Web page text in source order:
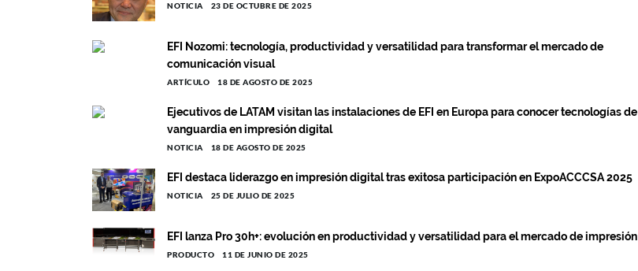
NOTICIA 23 DE OCTUBRE DE 2025
EFI Nozomi: tecnología, productividad y versatilidad para transformar el mercado de
comunicación visual
ARTÍCULO 18 DE AGOSTO DE 2025
Ejecutivos de LATAM visitan las instalaciones de EFI en Europa para conocer tecnologías de
vanguardia en impresión digital
NOTICIA 18 DE AGOSTO DE 2025
EFI destaca liderazgo en impresión digital tras exitosa participación en ExpoACCCSA 2025
NOTICIA 25 DE JULIO DE 2025
EFI lanza Pro 30h+: evolución en productividad y versatilidad para el mercado de impresión
PRODUCTO 11 DE JUNIO DE 2025